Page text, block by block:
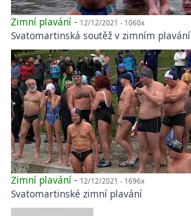
Zimní plavání - 12/12/2021 - 1060x
Svatomartinská soutěž v zimním plavání
Zimní plavání - 12/12/2021 - 1696x
Svatomartinské zimní plavání